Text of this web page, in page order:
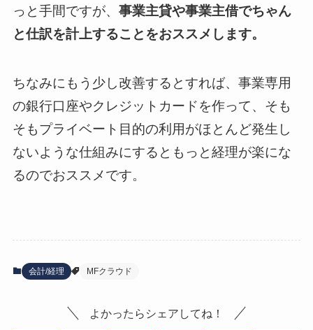
っと手間ですが、 事業主貸や事業主借でちゃん
と仕訳を計上することをおススメします。
ちなみにもう少し改善するとすれば、事業専用
の銀行口座やクレジットカードを作って、そも
そもプライベート目的の利用がほとんど発生し
ないような仕組みにするともっと経理が楽にな
るのでおススメです。
会計/経理 MFクラウド
よかったらシェアしてね！